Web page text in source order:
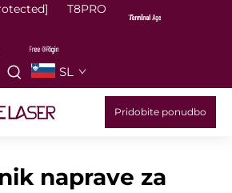
T8PRO
SL
Pridobite ponudbo
naprave za